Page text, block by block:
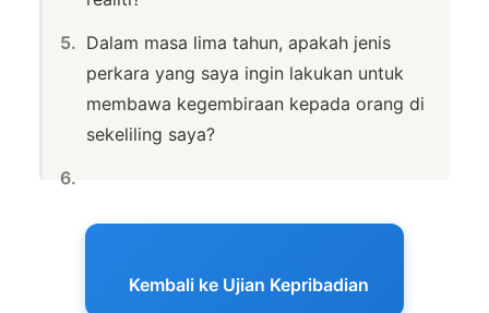
Dalam masa lima tahun, apakah jenis
perkara yang saya ingin lakukan untuk
membawa kegembiraan kepada orang di
sekeliling saya?
Kembali ke Ujian Kepribadian